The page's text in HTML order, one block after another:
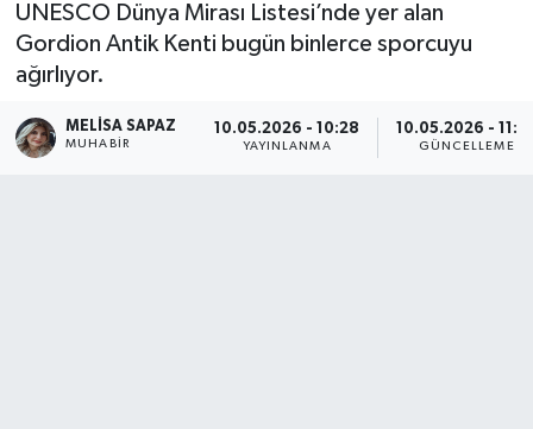
UNESCO Dünya Mirası Listesi’nde yer alan
Gordion Antik Kenti bugün binlerce sporcuyu
ağırlıyor.
MELISA SAPAZ
MUHABIR
10.05.2026 - 10:28
YAYINLANMA
10.05.2026 -
GÜNCELLEME
Dünya
Son Dakika Haberleri